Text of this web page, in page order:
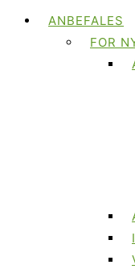
ANBEFALES
FOR